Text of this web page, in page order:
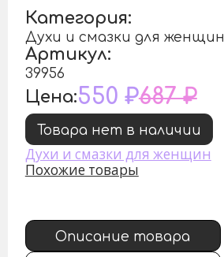
Категория:
Духи и смазки для женщин
Артикул:
39956
Цена:550 ₽687 ₽
Товара нет в наличии
Духи и смазки для женщин
Похожие товары
Описание товара